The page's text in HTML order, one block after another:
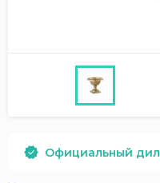
Официальный